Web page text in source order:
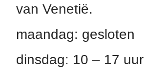
van Venetië.
maandag: gesloten
dinsdag: 10 – 17 uur